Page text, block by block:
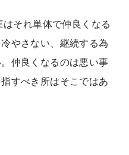
それ単体で仲良くなる
やさない、継続する為
仲良くなるのは悪い事
すべき所はそこではあ